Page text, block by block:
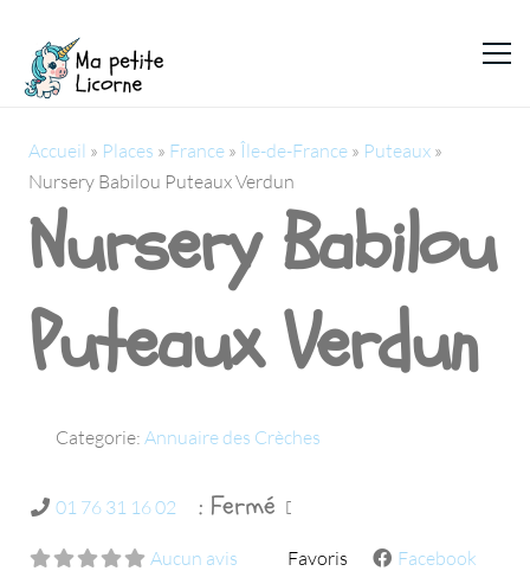
Accueil » Places » France » Île-de-France » Puteaux »
Nursery Babilou Puteaux Verdun
Nursery Babilou
Puteaux Verdun
Categorie: Annuaire des Crèches
01 76 31 16 02 : Fermé
Aucun avis Favoris Facebook